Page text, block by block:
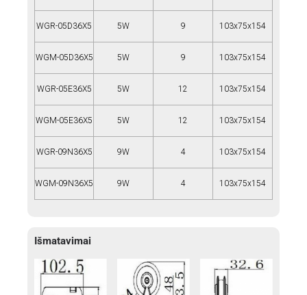
WGR-05D36X5 5W 9 103x75x154
WGM-05D36X5 5W 9 103x75x154
WGR-05E36X5 5W 12 103x75x154
WGM-05E36X5 5W 12 103x75x154
WGR-09N36X5 9W 4 103x75x154
WGM-09N36X5 9W 4 103x75x154
Išmatavimai